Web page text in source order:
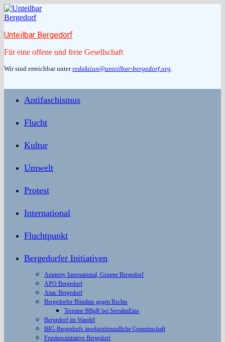
Zum
Inhalt
Unteilbar Bergedorf
Für eine offene und freie Gesellschaft
Wir sind erreichbar unterredaktion@unteilbar-bergedorf.org.
Antifaschismus
Flucht
Kultur
Umwelt
Protest
International
Fluchtpunkt
Bergedorfer Initiativen
Amnesty International, Gruppe Bergedorf
APO Bergedorf
Attac Bergedorf
Bergedorfer Bündnis gegen Rechts
Termine BBgR bei SerrahnEins
Bergedorf im Wandel
BIG-Bergedorfs insektenfreundliche Gemeinschaft
Friedensinitiative Bergedorf